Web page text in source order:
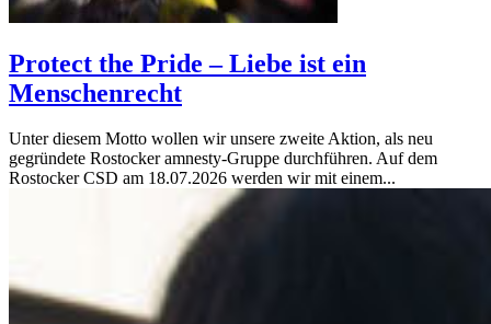
Protect the Pride – Liebe ist ein
Menschenrecht
Unter diesem Motto wollen wir unsere zweite Aktion, als neu
gegründete Rostocker amnesty-Gruppe durchführen. Auf dem
Rostocker CSD am 18.07.2026 werden wir mit einem...